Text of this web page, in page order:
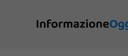
contenuto